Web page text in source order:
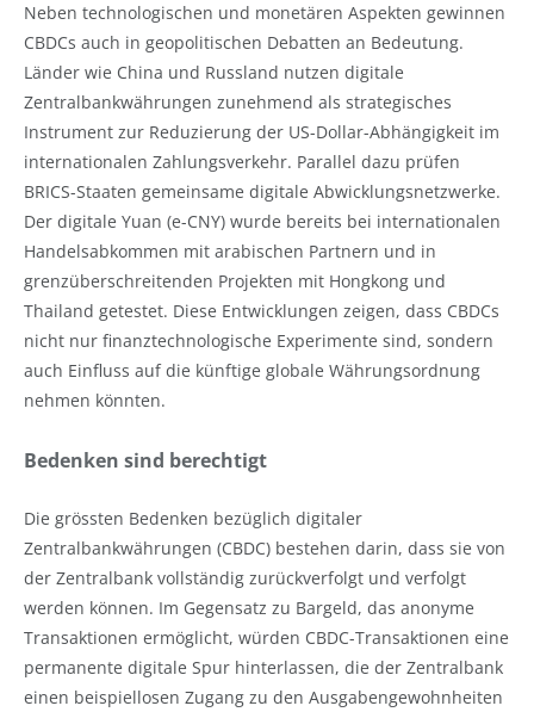
Neben technologischen und monetären Aspekten gewinnen
CBDCs auch in geopolitischen Debatten an Bedeutung.
Länder wie China und Russland nutzen digitale
Zentralbankwährungen zunehmend als strategisches
Instrument zur Reduzierung der US-Dollar-Abhängigkeit im
internationalen Zahlungsverkehr. Parallel dazu prüfen
BRICS-Staaten gemeinsame digitale Abwicklungsnetzwerke.
Der digitale Yuan (e-CNY) wurde bereits bei internationalen
Handelsabkommen mit arabischen Partnern und in
grenzüberschreitenden Projekten mit Hongkong und
Thailand getestet. Diese Entwicklungen zeigen, dass CBDCs
nicht nur finanztechnologische Experimente sind, sondern
auch Einfluss auf die künftige globale Währungsordnung
nehmen könnten.
Bedenken sind berechtigt
Die grössten Bedenken bezüglich digitaler
Zentralbankwährungen (CBDC) bestehen darin, dass sie von
der Zentralbank vollständig zurückverfolgt und verfolgt
werden können. Im Gegensatz zu Bargeld, das anonyme
Transaktionen ermöglicht, würden CBDC-Transaktionen eine
permanente digitale Spur hinterlassen, die der Zentralbank
einen beispiellosen Zugang zu den Ausgabengewohnheiten